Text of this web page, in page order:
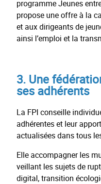
programme Jeunes
propose une offre à la
et aux dirigeants de
ainsi l’emploi et la
3. Une
ses adhérents
La FPI conseille
adhérentes et leur
actualisées dans tous
Elle accompagner les
veillant les sujets de
digital, transition